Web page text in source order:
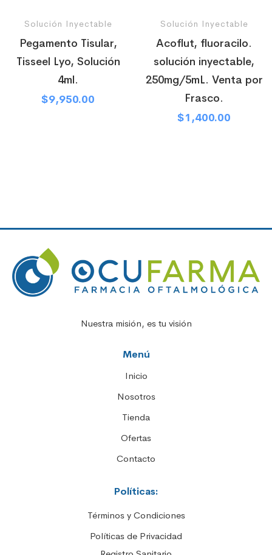
Solución Inyectable
Pegamento Tisular,
Tisseel Lyo, Solución
4ml.
$9,950.00
Solución Inyectable
Acoflut, fluoracilo.
solución inyectable,
250mg/5mL. Venta por
Frasco.
$1,400.00
Nuestra misión, es tu visión
Menú
Inicio
Nosotros
Tienda
Ofertas
Contacto
Políticas:
Términos y Condiciones
Políticas de Privacidad